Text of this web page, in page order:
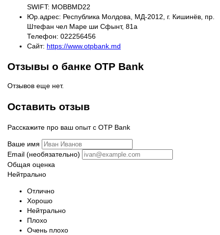
SWIFT: MOBBMD22
Юр.адрес: Республика Молдова, МД-2012, г. Кишинёв, пр.
Штефан чел Маре ши Сфынт, 81a
Телефон: 022256456
Сайт: https://www.otpbank.md
Отзывы о банке OTP Bank
Отзывов еще нет.
Оставить отзыв
Расскажите про ваш опыт с OTP Bank
Ваше имя
Email (необязательно)
Общая оценка
Нейтрально
Отлично
Хорошо
Нейтрально
Плохо
Очень плохо